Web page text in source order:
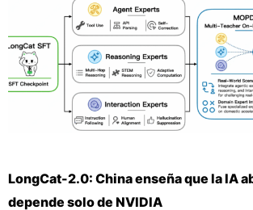
LongCat-2.0: China enseña que la IA
depende solo de NVIDIA